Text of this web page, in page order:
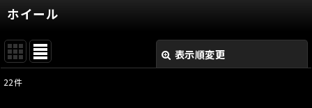
ホイール
表示順変更
22件